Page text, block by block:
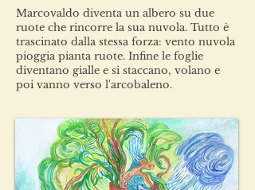
Marcovaldo diventa un albero su due
ruote che rincorre la sua nuvola. Tutto è
trascinato dalla stessa forza: vento nuvola
pioggia pianta ruote. Infine le foglie
diventano gialle e si staccano, volano e
poi vanno verso l'arcobaleno.